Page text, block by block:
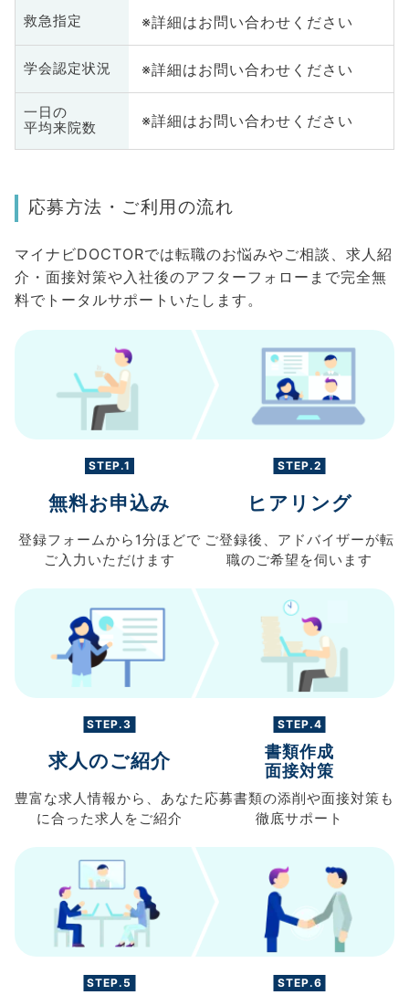
救急指定 ※詳細はお問い合わせください
学会認定状況 ※詳細はお問い合わせください
一日の
平均来院数
※詳細はお問い合わせください
応募方法・ご利用の流れ
マイナビDOCTORでは転職のお悩みやご相談、求人紹
介・面接対策や入社後のアフターフォローまで完全無
料でトータルサポートいたします。
STEP.1
無料お申込み
登録フォームから 1分ほどで
ご入力 いただけます
STEP.2
ヒアリング
ご登録後、 アドバイザーが転
職のご希望を伺います
STEP.3
求人のご紹介
豊富な求人情報から、 あなた
に合った求人を ご紹介
STEP.4
書類作成
面接対策
応募書類の添削や面接対策も
徹底サポート
STEP.5 STEP.6